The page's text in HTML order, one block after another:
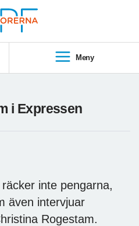
Meny
i Expressen
inte pengarna,
även intervjuar
Rogestam.